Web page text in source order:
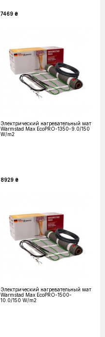
7469 ₴
Электрический нагревательный мат
Warmstad Max EcoPRO-1350-9.0/150
W/m2
8929 ₴
Электрический нагревательный мат
Warmstad Max EcoPRO-1500-
10.0/150 W/m2